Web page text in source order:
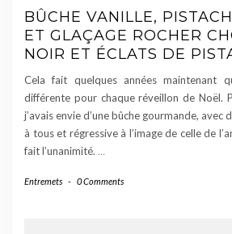
BÛCHE VANILLE,
ET GLAÇAGE ROCHER
NOIR ET ÉCLATS DE
Cela fait quelques années maintenant
différente pour chaque réveillon de Noël.
j’avais envie d’une bûche gourmande, avec
à tous et régressive à l’image de celle de
fait l’unanimité. …
Entremets - 0 Comments